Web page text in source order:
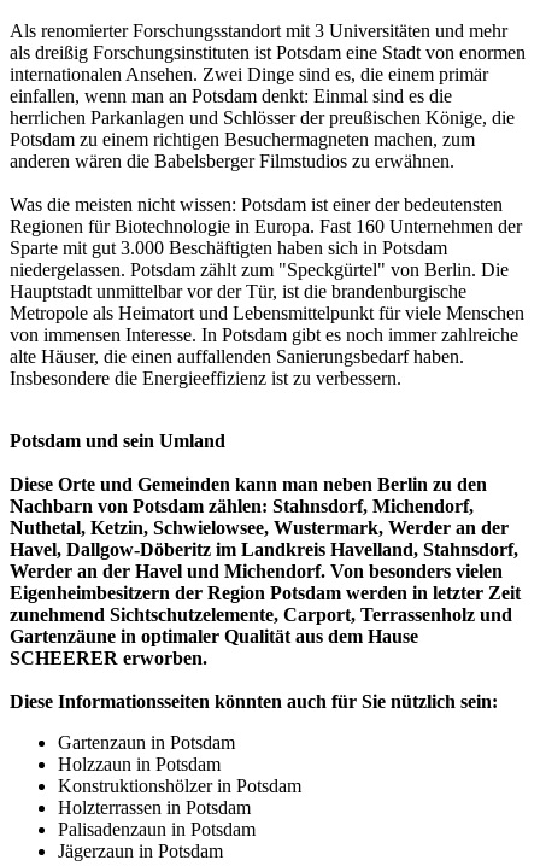
Als renomierter Forschungsstandort mit 3 Universitäten und mehr
als dreißig Forschungsinstituten ist Potsdam eine Stadt von enormen
internationalen Ansehen. Zwei Dinge sind es, die einem primär
einfallen, wenn man an Potsdam denkt: Einmal sind es die
herrlichen Parkanlagen und Schlösser der preußischen Könige, die
Potsdam zu einem richtigen Besuchermagneten machen, zum
anderen wären die Babelsberger Filmstudios zu erwähnen.
Was die meisten nicht wissen: Potsdam ist einer der bedeutensten
Regionen für Biotechnologie in Europa. Fast 160 Unternehmen der
Sparte mit gut 3.000 Beschäftigten haben sich in Potsdam
niedergelassen. Potsdam zählt zum "Speckgürtel" von Berlin. Die
Hauptstadt unmittelbar vor der Tür, ist die brandenburgische
Metropole als Heimatort und Lebensmittelpunkt für viele Menschen
von immensen Interesse. In Potsdam gibt es noch immer zahlreiche
alte Häuser, die einen auffallenden Sanierungsbedarf haben.
Insbesondere die Energieeffizienz ist zu verbessern.
Potsdam und sein Umland
Diese Orte und Gemeinden kann man neben Berlin zu den
Nachbarn von Potsdam zählen: Stahnsdorf, Michendorf,
Nuthetal, Ketzin, Schwielowsee, Wustermark, Werder an der
Havel, Dallgow-Döberitz im Landkreis Havelland, Stahnsdorf,
Werder an der Havel und Michendorf. Von besonders vielen
Eigenheimbesitzern der Region Potsdam werden in letzter Zeit
zunehmend Sichtschutzelemente, Carport, Terrassenholz und
Gartenzäune in optimaler Qualität aus dem Hause
SCHEERER erworben.
Diese Informationsseiten könnten auch für Sie nützlich sein:
Gartenzaun in Potsdam
Holzzaun in Potsdam
Konstruktionshölzer in Potsdam
Holzterrassen in Potsdam
Palisadenzaun in Potsdam
Jägerzaun in Potsdam